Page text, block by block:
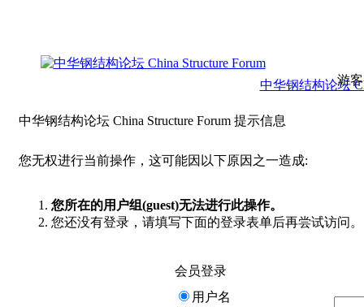
游
中华钢结构论坛
中华钢结构论坛 China Structure Forum 提示信息
您无权进行当前操作，这可能因以下原因之一造成:
您所在的用户组(guest)无法进行此操作。
您还没有登录，请填写下面的登录表单后再尝试访问。
会员登录
用户名